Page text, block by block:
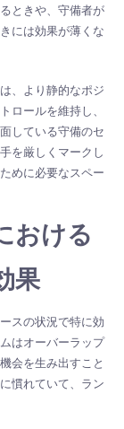
ときや、守備者が
には効果が薄くな
、より静的なポジ
ロールを維持し、
している守備のセ
を厳しくマークし
めに必要なスペー
おける
果
スの状況で特に効
はオーバーラップ
会を生み出すこと
慣れていて、ラン